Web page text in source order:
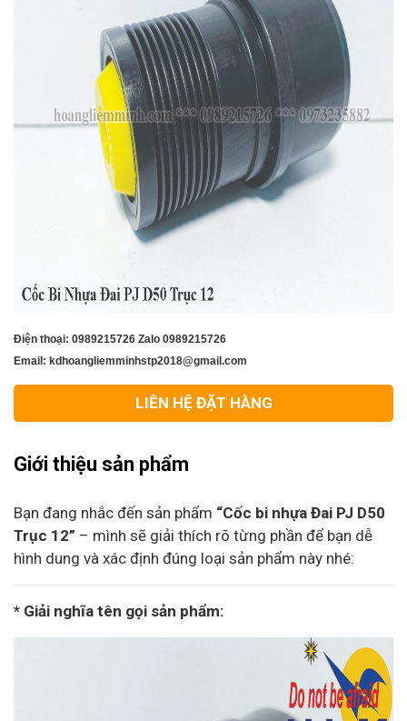
Điện thoại: 0989215726 Zalo 0989215726
Email: kdhoangliemminhstp2018@gmail.com
LIÊN HỆ ĐẶT HÀNG
Giới thiệu sản phẩm
Bạn đang nhắc đến sản phẩm “Cốc bi nhựa Đai PJ D50
Trục 12” – mình sẽ giải thích rõ từng phần để bạn dễ
hình dung và xác định đúng loại sản phẩm này nhé:
* Giải nghĩa tên gọi sản phẩm: